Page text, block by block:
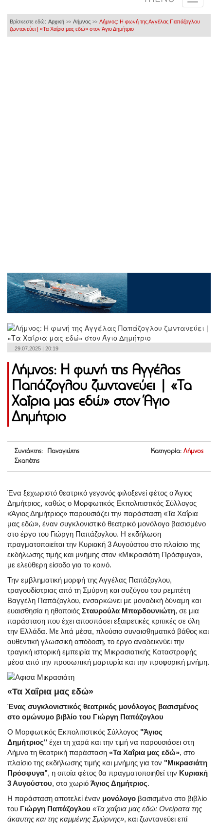
Βρίσκεστε εδώ: Αρχική >> Λήμνος >> Λήμνος: Η φωνή της Αγγέλας Παπάζογλου
ζωντανεύει | «Τα Χαΐρια μας εδώ» στον Άγιο Δημήτριο
29.07.2025 | 20:19
Λήμνος: Η φωνή της Αγγέλας
Παπάζογλου ζωντανεύει | «Τα
Χαΐρια μας εδώ» στον Άγιο
Δημήτριο
Συντάκτης: Παναγιώτης
Σκαπέτης
Κατηγορία: Λήμνος
Ένα ξεχωριστό θεατρικό γεγονός φιλοξενεί φέτος ο Άγιος
Δημήτριος, καθώς ο Μορφωτικός Εκπολιτιστικός Σύλλογος
«Άγιος Δημήτριος» παρουσιάζει την παράσταση «Τα Χαΐρια
μας εδώ», έναν συγκλονιστικό θεατρικό μονόλογο βασισμένο
στο έργο του Γιώργη Παπάζογλου. Η εκδήλωση
πραγματοποιείται την Κυριακή 3 Αυγούστου στο πλαίσιο της
εκδήλωσης τιμής και μνήμης στον «Μικρασιάτη Πρόσφυγα»,
με ελεύθερη είσοδο για το κοινό.
Την εμβληματική μορφή της Αγγέλας Παπάζογλου,
τραγουδίστριας από τη Σμύρνη και συζύγου του ρεμπέτη
Βαγγέλη Παπάζογλου, ενσαρκώνει με μοναδική δύναμη και
ευαισθησία η ηθοποιός Σταυρούλα Μπαρδουνιώτη, σε μια
παράσταση που έχει αποσπάσει εξαιρετικές κριτικές σε όλη
την Ελλάδα. Με λιτά μέσα, πλούσιο συναισθηματικό βάθος και
αυθεντική γλωσσική απόδοση, το έργο αναδεικνύει την
τραγική ιστορική εμπειρία της Μικρασιατικής Καταστροφής
μέσα από την προσωπική μαρτυρία και την προφορική μνήμη.
«Τα Χαΐρια μας εδώ»
Ένας συγκλονιστικός θεατρικός μονόλογος βασισμένος
στο ομώνυμο βιβλίο του Γιώργη Παπάζογλου
Ο Μορφωτικός Εκπολιτιστικός Σύλλογος "Άγιος
Δημήτριος" έχει τη χαρά και την τιμή να παρουσιάσει στη
Λήμνο τη θεατρική παράσταση «Τα Χαΐρια μας εδώ», στο
πλαίσιο της εκδήλωσης τιμής και μνήμης για τον "Μικρασιάτη
Πρόσφυγα", η οποία φέτος θα πραγματοποιηθεί την Κυριακή
3 Αυγούστου, στο χωριό Άγιος Δημήτριος.
Η παράσταση αποτελεί έναν μονόλογο βασισμένο στο βιβλίο
του Γιώργη Παπάζογλου «Τα χαΐρια μας εδώ: Ονείρατα της
άκαυτης και της καμμένης Σμύρνης», και ζωντανεύει επί